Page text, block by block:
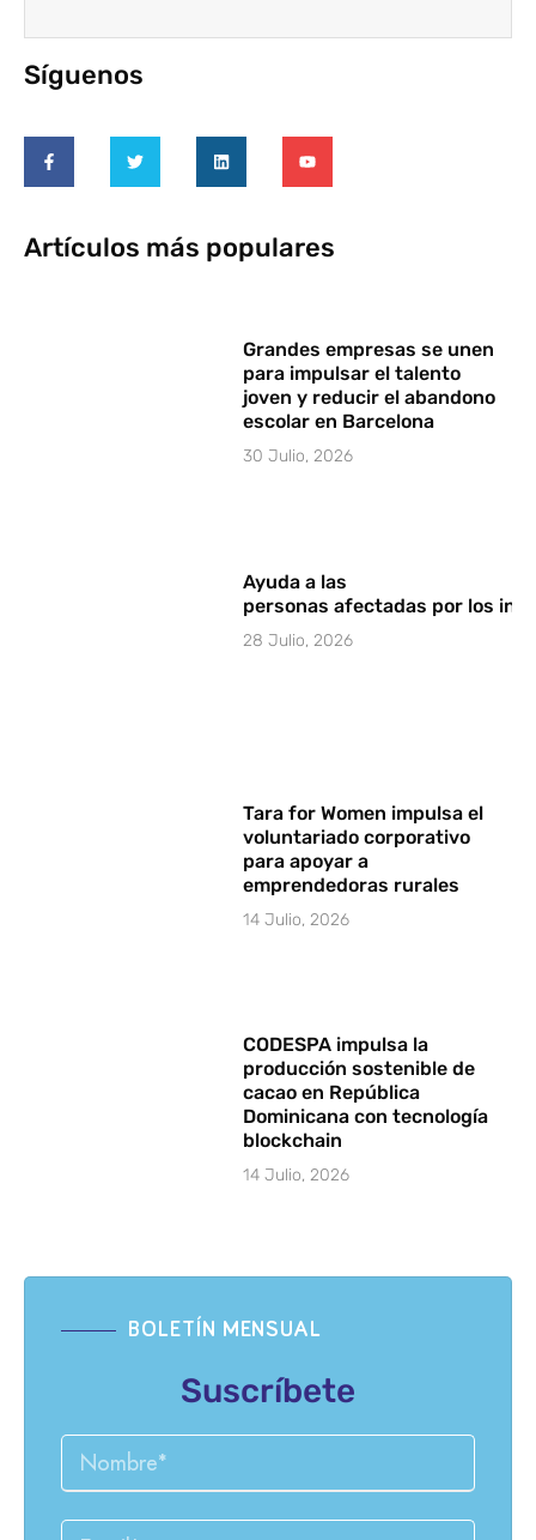
Síguenos
Artículos más populares
Grandes empresas se unen
para impulsar el talento
joven y reducir el abandono
escolar en Barcelona
30 Julio, 2026
Ayuda a las
personas afectadas por los
28 Julio, 2026
Tara for Women impulsa el
voluntariado corporativo
para apoyar a
emprendedoras rurales
14 Julio, 2026
CODESPA impulsa la
producción sostenible de
cacao en República
Dominicana con tecnología
blockchain
14 Julio, 2026
BOLETÍN MENSUAL
Suscríbete